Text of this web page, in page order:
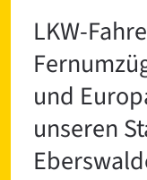
LKW-
und
unseren